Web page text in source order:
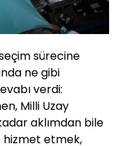
sürecine
ne gibi
verdi:
Milli Uzay
aklımdan bile
hizmet etmek,